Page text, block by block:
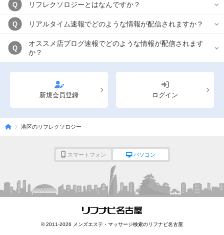
Q リフレクソロジーとはなんですか？
Q リアルタイム速報でどのような情報が配信されますか？
Q
オススメ店ブログ速報でどのような情報が配信されます
か？
新規会員登録 ログイン
港区のリフレクソロジー
スマートフォン パソコン
© 2011-2026 メンズエステ・マッサージ検索のリフナビ名古屋